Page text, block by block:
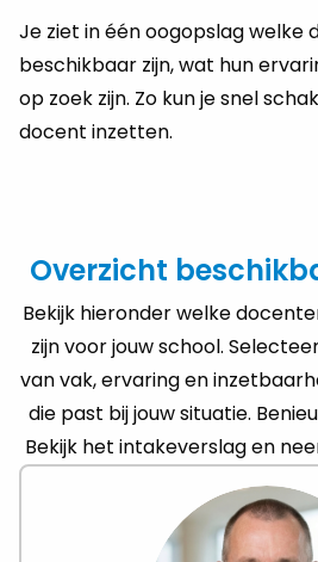
Je ziet in één oogopslag welke
beschikbaar zijn, wat hun
op zoek zijn. Zo kun je snel
docent inzetten.
Overzicht
Bekijk hieronder welke
zijn voor jouw school.
van vak, ervaring en
die past bij jouw situatie.
Bekijk het intakeverslag en